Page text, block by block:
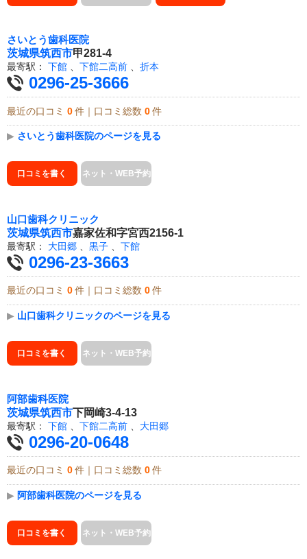
さいとう歯科医院
茨城県筑西市甲281-4
最寄駅： 下館 、 下館二高前 、 折本
0296-25-3666
最近の口コミ 0 件｜口コミ総数 0 件
▶ さいとう歯科医院のページを見る
口コミを書く ネット・WEB予約
山口歯科クリニック
茨城県筑西市嘉家佐和字宮西2156-1
最寄駅： 大田郷 黒子 下館
0296-23-3663
最近の口コミ 0 件｜口コミ総数 0 件
▶ 山口歯科クリニックのページを見る
口コミを書く ネット・WEB予約
阿部歯科医院
茨城県筑西市下岡崎3-4-13
最寄駅： 下館 下館二高前 大田郷
0296-20-0648
最近の口コミ 0 件｜口コミ総数 0 件
▶ 阿部歯科医院のページを見る
口コミを書く ネット・WEB予約